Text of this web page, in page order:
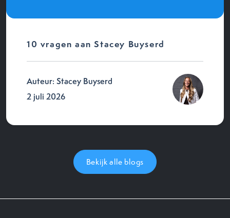
10 vragen aan Stacey Buyserd
Auteur: Stacey Buyserd
2 juli 2026
Bekijk alle blogs